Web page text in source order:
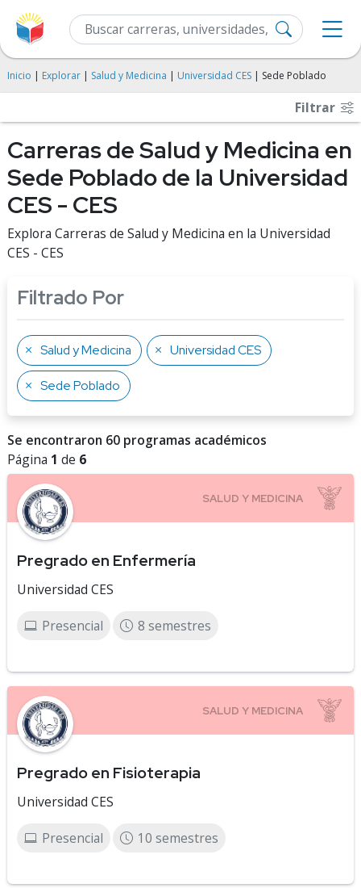
Inicio | Explorar | Salud y Medicina | Universidad CES | Sede Poblado
Filtrar
Carreras de Salud y Medicina en
Sede Poblado de la Universidad
CES - CES
Explora Carreras de Salud y Medicina en la Universidad
CES - CES
Filtrado Por
Salud y Medicina Universidad CES
Sede Poblado
Se encontraron 60 programas académicos
Página 1 de 6
Pregrado en Enfermería
Universidad CES
Presencial 8 semestres
Pregrado en Fisioterapia
Universidad CES
Presencial 10 semestres